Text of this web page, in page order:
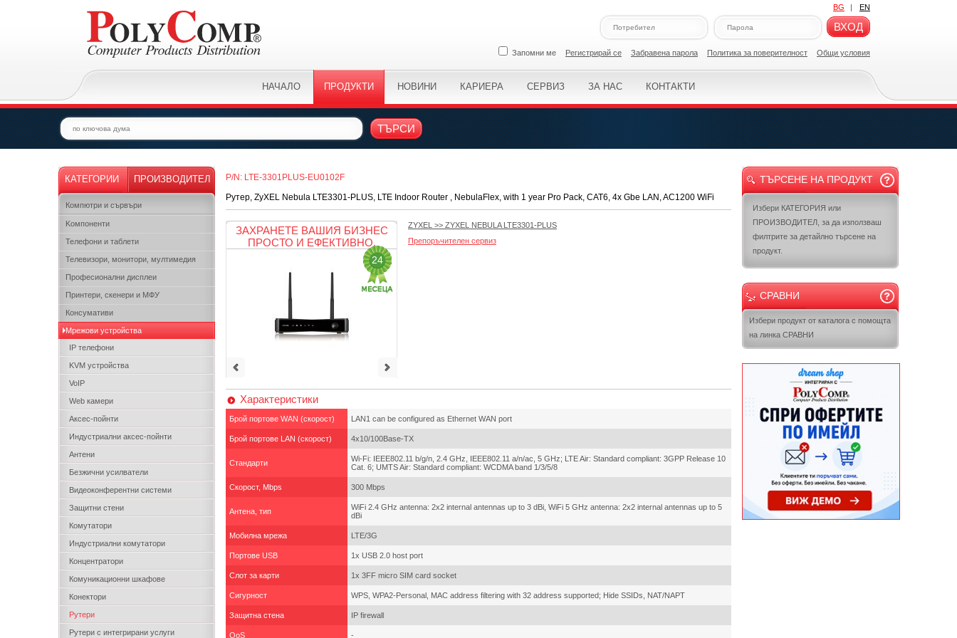
BG | EN
ВХОД
Запомни ме Регистрирай се Забравена парола Политикa за поверителност Общи условия
НАЧАЛО ПРОДУКТИ НОВИНИ КАРИЕРА СЕРВИЗ ЗА НАС КОНТАКТИ
ТЪРСИ
КАТЕГОРИИ ПРОИЗВОДИТЕЛ
Компютри и сървъри
Kомпоненти
Телефони и таблети
Телевизори, монитори, мултимедия
Професионални дисплеи
Принтери, скенери и МФУ
Консумативи
Мрежови устройства
IP телефони
KVM устройства
VoIP
Web камери
Аксес-пойнти
Индустриални аксес-пойнти
Антени
Безжични усилватели
Видеоконферентни системи
Защитни стени
Комутатори
Индустриални комутатори
Концентратори
Комуникационни шкафове
Конектори
Рутери
Рутери с интегрирани услуги
P/N: LTE-3301PLUS-EU0102F
Рутер, ZyXEL Nebula LTE3301-PLUS, LTE Indoor Router , NebulaFlex, with 1 year Pro Pack, CAT6, 4x Gbe LAN, AC1200 WiFi
ЗАХРАНЕТЕ ВАШИЯ БИЗНЕС
ПРОСТО И ЕФЕКТИВНО.
24
ZYXEL >> ZYXEL NEBULA LTE3301-PLUS
Препоръчителен сервиз
Характеристики
Брой портове WAN (скорост) LAN1 can be configured as Ethernet WAN port
Брой портове LAN (скорост) 4x10/100Base-TX
Стандарти
Wi-Fi: IEEE802.11 b/g/n, 2.4 GHz, IEEE802.11 a/n/ac, 5 GHz; LTE Air: Standard compliant: 3GPP Release 10
Cat. 6; UMTS Air: Standard compliant: WCDMA band 1/3/5/8
Скорост, Mbps 300 Mbps
Антена, тип
WiFi 2.4 GHz antenna: 2x2 internal antennas up to 3 dBi, WiFi 5 GHz antenna: 2x2 internal antennas up to 5
dBi
Мобилна мрежа LTE/3G
Портове USB 1x USB 2.0 host port
Слот за карти 1x 3FF micro SIM card socket
Сигурност WPS, WPA2-Personal, MAC address filtering with 32 address supported; Hide SSIDs, NAT/NAPT
Защитна стена IP firewall
QoS -
ТЪРСЕНЕ НА ПРОДУКТ
Избери КАТЕГОРИЯ или
ПРОИЗВОДИТЕЛ, за да използваш
филтрите за детайлно търсене на
продукт.
СРАВНИ
Избери продукт от каталога с помощта
на линка СРАВНИ